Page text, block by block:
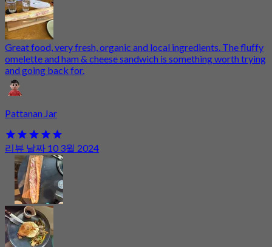
Great food, very fresh, organic and local ingredients. The fluffy
omelette and ham & cheese sandwich is something worth trying
and going back for.
Pattanan Jar
리뷰 날짜 10 3월 2024